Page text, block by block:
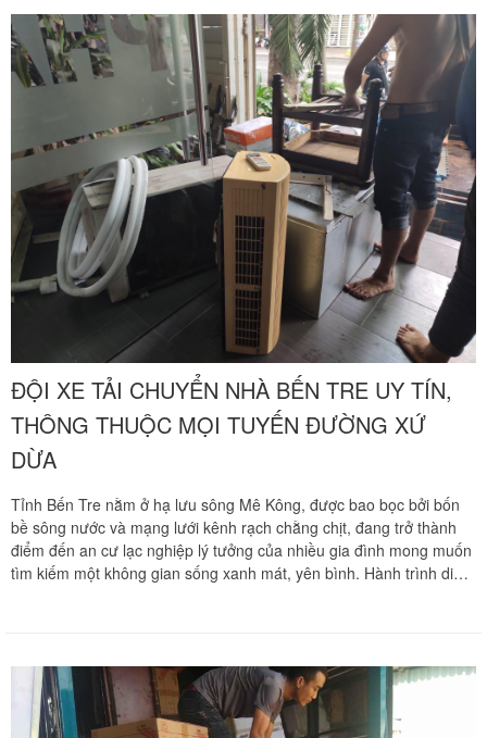
chuyển liên tỉnh dài ngày dễ phát sinh những rung chấn cơ học
mạnh mẽ, có thể gây ra những tổn hại không đáng có cho các món
nội thất gỗ đắt tiền, đồ gốm sứ trang trí hay thiết bị điện tử nhạy
cảm nếu không có kỹ thuật bọc lót chuyên sâu. Chuyển nhà Khôi
Nguyên mang đến phương án chuyển dời tổ ấm trọn gói chuyên
nghiệp, cam kết bao bọc bảo vệ tài sản siêu khắt khe để gia đình
bạn hoàn toàn thảnh thơi dọn vào nhà mới. Quý khách hàng cần
khảo sát địa hình thực tế và nhận báo giá ưu đãi tốt nhất hãy gọi
ngay hotline hỗ trợ liên tục 24/7 qua số 0913 371 378 hoặc 0972
366 628 để nhận phản hồi siêu tốc từ đội ngũ Khôi Nguyên.
ĐỘI XE TẢI CHUYỂN NHÀ BẾN TRE UY TÍN,
THÔNG THUỘC MỌI TUYẾN ĐƯỜNG XỨ
DỪA
Tỉnh Bến Tre nằm ở hạ lưu sông Mê Kông, được bao bọc bởi bốn
bề sông nước và mạng lưới kênh rạch chằng chịt, đang trở thành
điểm đến an cư lạc nghiệp lý tưởng của nhiều gia đình mong muốn
tìm kiếm một không gian sống xanh mát, yên bình. Hành trình di
Phú vượt quãng đường dài từ luôn đối mặt với những thử thách
khắt khe về địa hình giao thông đặc thù. Rung chấn cơ học liên tục
trên tuyến Quốc lộ 60 kết hợp với độ ẩm cao đặc trưng của vùng
sông nước miền Tây rất dễ gây ra những hư hại đáng tiếc cho các